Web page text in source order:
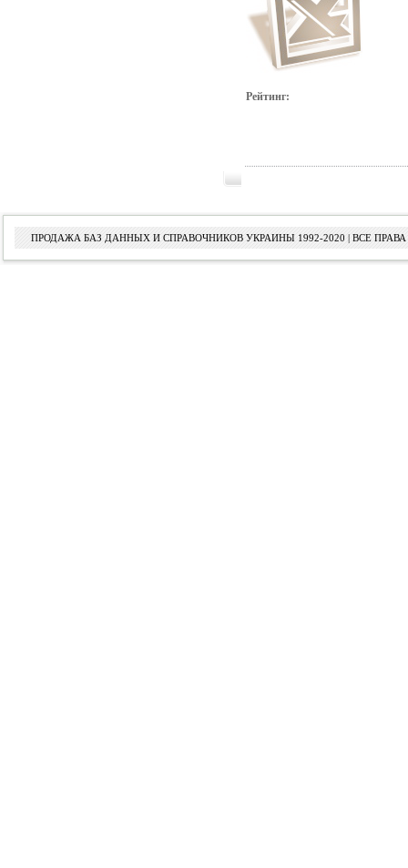
Рейтинг:
ПРОДАЖА БАЗ ДАННЫХ И СПРАВОЧНИКОВ УКРАИНЫ 1992-2020 | ВСЕ